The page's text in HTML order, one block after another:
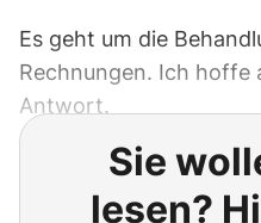
Es geht um die
Rechnungen. Ich hoffe
Antwort.
Sie
lesen?